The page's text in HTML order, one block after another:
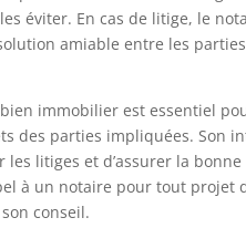
éviter. En cas de litige, le
amiable entre les
immobilier est essentiel
des parties impliquées. Son
litiges et d’assurer la
à un notaire pour tout projet
conseil.